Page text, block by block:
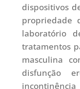
dispositivos
propriedade
laboratório
tratamentos
masculina
disfunção